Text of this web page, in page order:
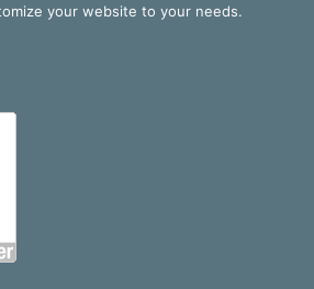
your website to your needs.